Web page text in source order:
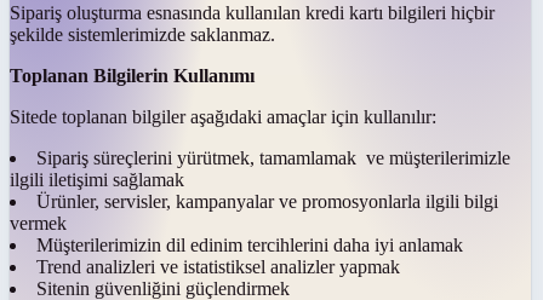
Sipariş oluşturma esnasında kullanılan kredi kartı bilgileri hiçbir
şekilde sistemlerimizde saklanmaz.
Toplanan Bilgilerin Kullanımı
Sitede toplanan bilgiler aşağıdaki amaçlar için kullanılır:
Sipariş süreçlerini yürütmek, tamamlamak ve müşterilerimizle
ilgili iletişimi sağlamak
Ürünler, servisler, kampanyalar ve promosyonlarla ilgili bilgi
vermek
Müşterilerimizin dil edinim tercihlerini daha iyi anlamak
Trend analizleri ve istatistiksel analizler yapmak
Sitenin güvenliğini güçlendirmek